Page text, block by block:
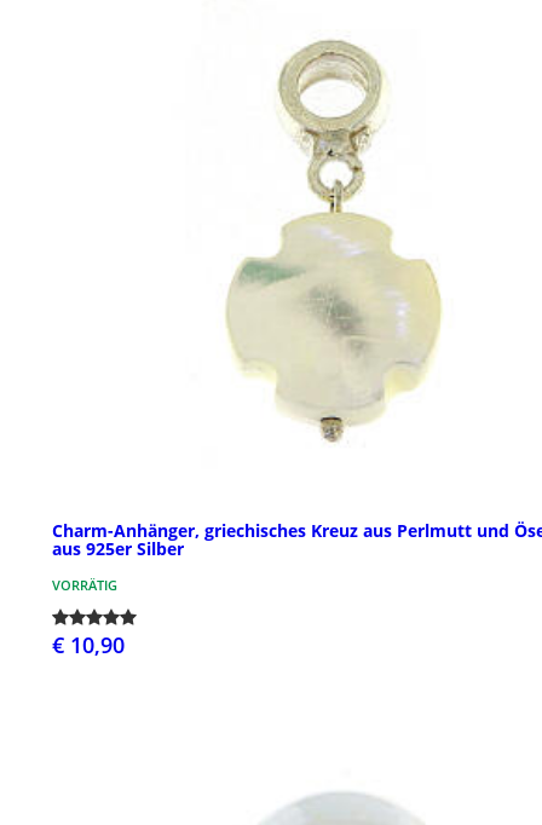
Charm-Anhänger, griechisches Kreuz aus Perlmutt und
aus 925er Silber
VORRÄTIG
€ 10,90